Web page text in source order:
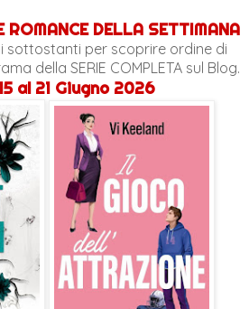
ROMANCE DELLA SETTIMANA
sottostanti per scoprire ordine di
della SERIE COMPLETA sul Blog.
al 21 Giugno 2026